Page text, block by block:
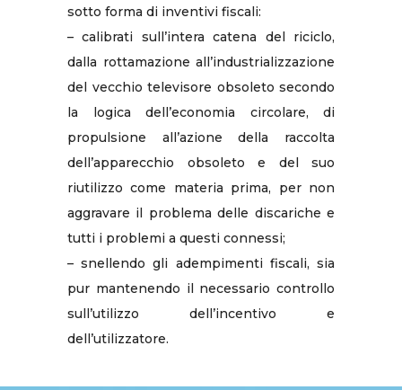
sotto forma di inventivi fiscali:
– calibrati sull’intera catena del riciclo,
dalla rottamazione all’industrializzazione
del vecchio televisore obsoleto secondo
la logica dell’economia circolare, di
propulsione all’azione della raccolta
dell’apparecchio obsoleto e del suo
riutilizzo come materia prima, per non
aggravare il problema delle discariche e
tutti i problemi a questi connessi;
– snellendo gli adempimenti fiscali, sia
pur mantenendo il necessario controllo
sull’utilizzo dell’incentivo e
dell’utilizzatore.